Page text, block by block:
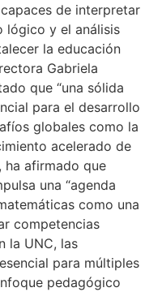
de interpretar
lógico y el análisis
la educación
Gabriela
que “una sólida
para el desarrollo
globales como la
acelerado de
ha afirmado que
una “agenda
como una
competencias
la UNC, las
para múltiples
pedagógico